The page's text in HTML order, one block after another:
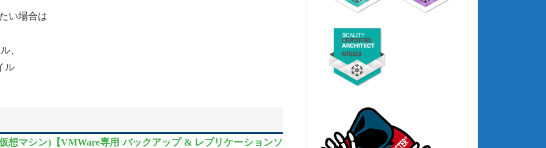
い場合は
、
ル
想マシン)【VMWare専用 バックアップ & レプリケーションソ